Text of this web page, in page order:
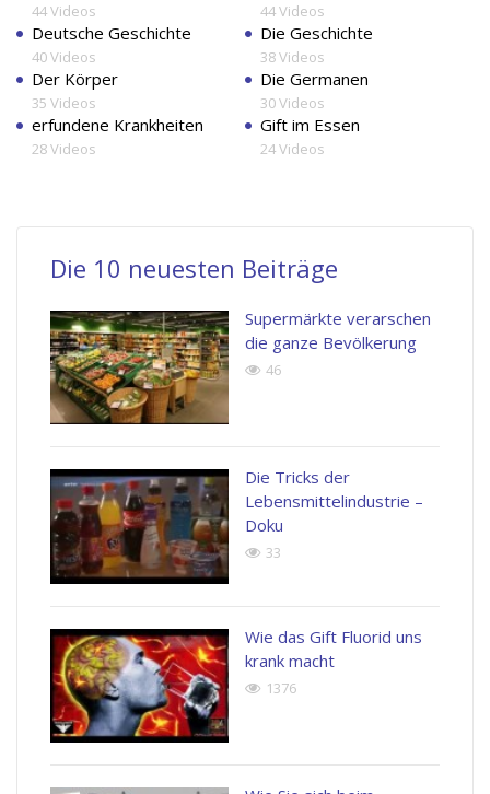
44 Videos 44 Videos
Deutsche Geschichte
40 Videos
Die Geschichte
38 Videos
Der Körper
35 Videos
Die Germanen
30 Videos
erfundene Krankheiten
28 Videos
Gift im Essen
24 Videos
Die 10 neuesten Beiträge
Supermärkte verarschen
die ganze Bevölkerung
46
Die Tricks der
Lebensmittelindustrie –
Doku
33
Wie das Gift Fluorid uns
krank macht
1376